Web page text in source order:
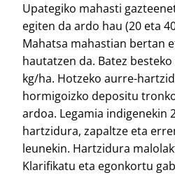
Upategiko mahasti
egiten da ardo hau (20 eta
Mahatsa mahastian bertan
hautatzen da. Batez
kg/ha. Hotzeko aurre-
hormigoizko depositu
ardoa. Legamia indigenekin
hartzidura, zapaltze eta
leunekin. Hartzidura
Klarifikatu eta egonkortu